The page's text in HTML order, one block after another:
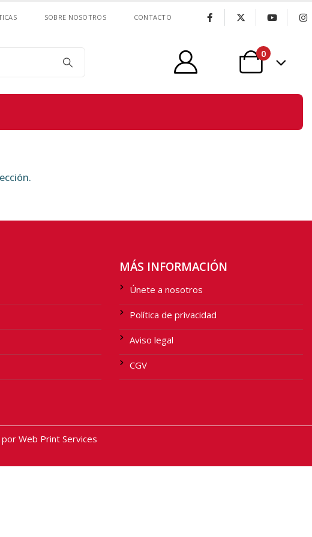
SOBRE NOSOTROS CONTACTO
0
MÁS INFORMACIÓN
Únete a nosotros
Política de privacidad
Aviso legal
CGV
Web Print Services